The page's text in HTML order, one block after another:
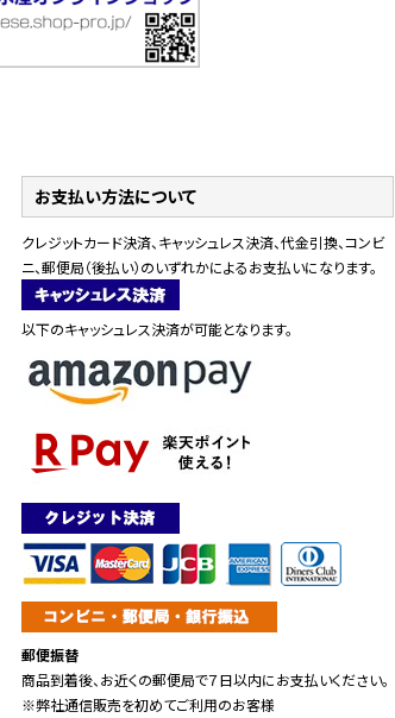
お支払い方法について
クレジットカード決済、キャッシュレス決済、代金引換、コンビ
ニ、郵便局（後払い）のいずれかによるお支払いになります。
以下のキャッシュレス決済が可能となります。
郵便振替
商品到着後、お近くの郵便局で７日以内にお支払いください。
※弊社通信販売を初めてご利用のお客様